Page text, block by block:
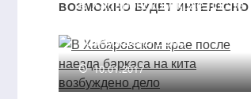
ВОЗМОЖНО БУДЕТ ИНТЕРЕСНО
возбуждено дело
10.01.2017